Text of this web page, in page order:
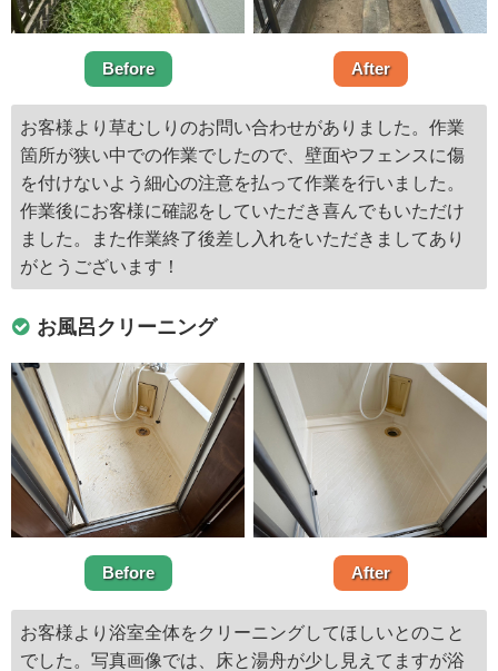
Before After
お客様より草むしりのお問い合わせがありました。作業
箇所が狭い中での作業でしたので、壁面やフェンスに傷
を付けないよう細心の注意を払って作業を行いました。
作業後にお客様に確認をしていただき喜んでもいただけ
ました。また作業終了後差し入れをいただきましてあり
がとうございます！
お風呂クリーニング
Before After
お客様より浴室全体をクリーニングしてほしいとのこと
でした。写真画像では、床と湯舟が少し見えてますが浴